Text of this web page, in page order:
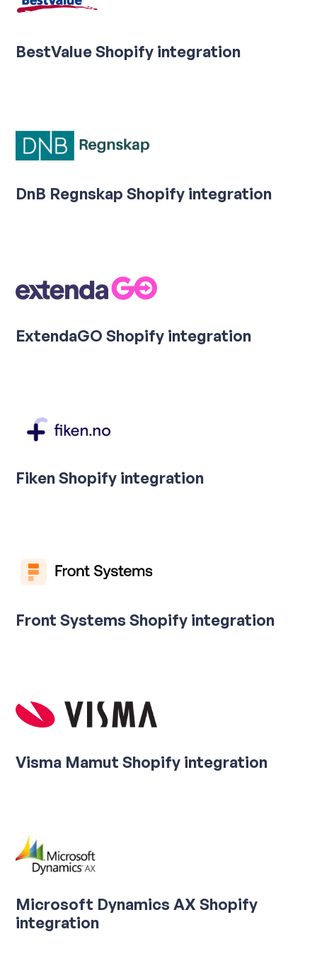
BestValue Shopify integration
DnB Regnskap Shopify integration
ExtendaGO Shopify integration
Fiken Shopify integration
Front Systems Shopify integration
Visma Mamut Shopify integration
Microsoft Dynamics AX Shopify
integration